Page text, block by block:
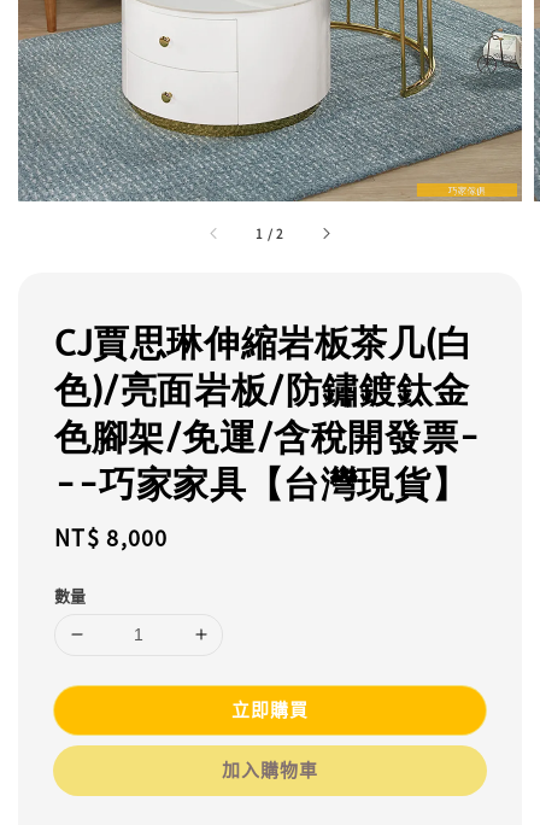
1 /2
CJ賈思琳伸縮岩板茶几(白
色)/亮面岩板/防鏽鍍鈦金
色腳架/免運/含稅開發票-
--巧家家具【台灣現貨】
Regular
NT$ 8,000
數量
立即購買
加入購物車